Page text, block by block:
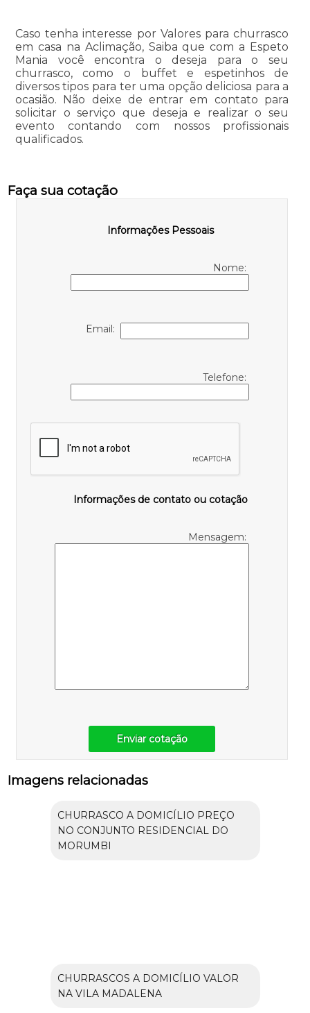
Caso tenha interesse por Valores para churrasco
em casa na Aclimação, Saiba que com a Espeto
Mania você encontra o deseja para o seu
churrasco, como o buffet e espetinhos de
diversos tipos para ter uma opção deliciosa para a
ocasião. Não deixe de entrar em contato para
solicitar o serviço que deseja e realizar o seu
evento contando com nossos profissionais
qualificados.
Faça sua cotação
Informações Pessoais
Nome:
Email:
Telefone:
Informações de contato ou cotação
Mensagem:
Enviar cotação
Imagens relacionadas
CHURRASCO A DOMICÍLIO PREÇO
NO CONJUNTO RESIDENCIAL DO
MORUMBI
CHURRASCOS A DOMICÍLIO VALOR
NA VILA MADALENA